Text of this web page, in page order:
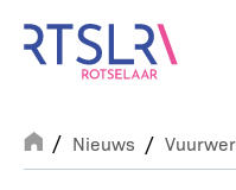
naar
inhoud
gaan
Breadcrumb
Nieuws